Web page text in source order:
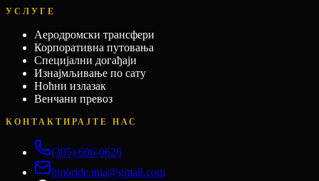
УСЛУГЕ
Аеродромски трансфери
Корпоративна путовања
Специјални догађаји
Изнајмљивање по сату
Ноћни излазак
Венчани превоз
КОНТАКТИРАЈТЕ НАС
(305) 606-0626
limoride.mia@gmail.com